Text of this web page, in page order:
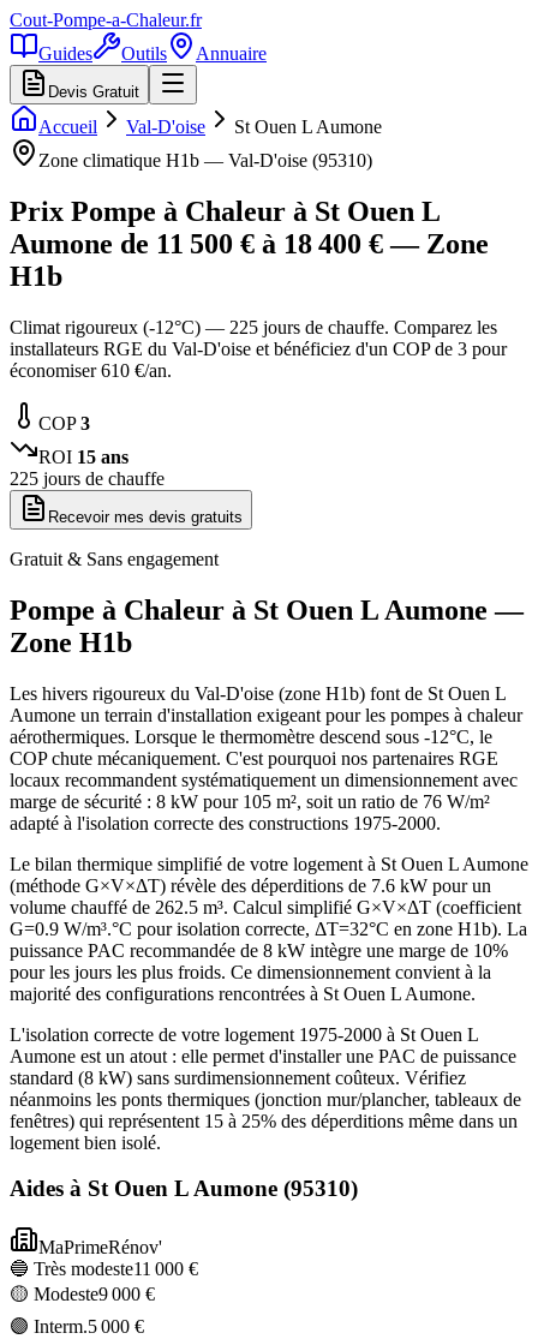
Cout-Pompe-a-Chaleur.fr
Guides
Outils Annuaire
Devis Gratuit
Accueil Val-D'oise
St Ouen L Aumone
Zone climatique H1b — Val-D'oise (95310)
Prix Pompe à Chaleur à St Ouen L
Aumone de 11 500 € à 18 400 € — Zone
H1b
Climat rigoureux (-12°C) — 225 jours de chauffe. Comparez les
installateurs RGE du Val-D'oise et bénéficiez d'un COP de 3 pour
économiser 610 €/an.
COP3
ROI 15 ans
225 jours de chauffe
Recevoir mes devis gratuits
Gratuit & Sans engagement
Pompe à Chaleur à St Ouen L Aumone —
Zone H1b
Les hivers rigoureux du Val-D'oise (zone H1b) font de St Ouen L
Aumone un terrain d'installation exigeant pour les pompes à chaleur
aérothermiques. Lorsque le thermomètre descend sous -12°C, le
COP chute mécaniquement. C'est pourquoi nos partenaires RGE
locaux recommandent systématiquement un dimensionnement avec
marge de sécurité : 8 kW pour 105 m², soit un ratio de 76 W/m²
adapté à l'isolation correcte des constructions 1975-2000.
Le bilan thermique simplifié de votre logement à St Ouen L Aumone
(méthode G×V×ΔT) révèle des déperditions de 7.6 kW pour un
volume chauffé de 262.5 m³. Calcul simplifié G×V×ΔT (coefficient
G=0.9 W/m³.°C pour isolation correcte, ΔT=32°C en zone H1b). La
puissance PAC recommandée de 8 kW intègre une marge de 10%
pour les jours les plus froids. Ce dimensionnement convient à la
majorité des configurations rencontrées à St Ouen L Aumone.
L'isolation correcte de votre logement 1975-2000 à St Ouen L
Aumone est un atout : elle permet d'installer une PAC de puissance
standard (8 kW) sans surdimensionnement coûteux. Vérifiez
néanmoins les ponts thermiques (jonction mur/plancher, tableaux de
fenêtres) qui représentent 15 à 25% des déperditions même dans un
logement bien isolé.
Aides à St Ouen L Aumone (95310)
MaPrimeRénov'
🔵 Très modeste11 000 €
🟡 Modeste9 000 €
🟣 Interm.5 000 €